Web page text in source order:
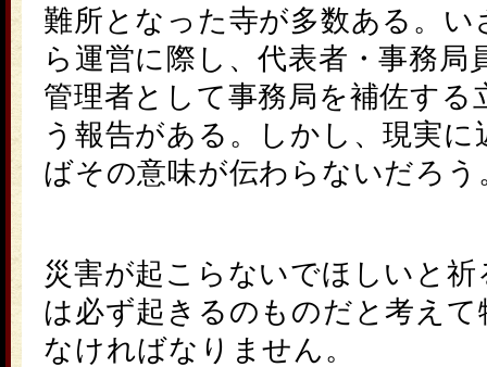
難所となった寺が多数ある。
ら運営に際し、代表者・事務局
管理者として事務局を補佐す
う報告がある。しかし、現実
ばその意味が伝わらないだろう
災害が起こらないでほしいと
は必ず起きるのものだと考え
なければなり